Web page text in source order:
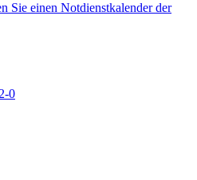
Sie einen Notdienstkalender der
0